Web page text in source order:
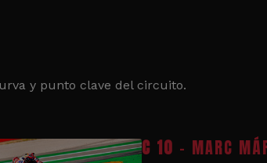
y punto clave del circuito.
C 10 - MARC